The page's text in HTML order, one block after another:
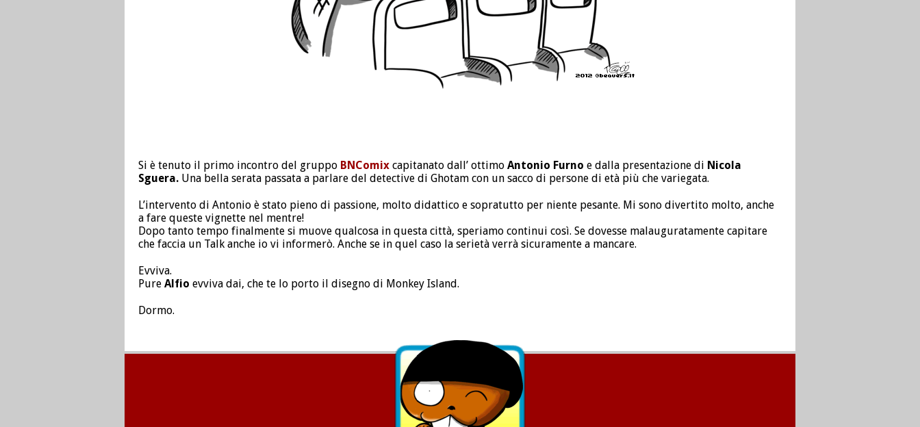
Si è tenuto il primo incontro del gruppo BNComix capitanato dall’ ottimo Antonio Furno e dalla presentazione di Nicola
Sguera. Una bella serata passata a parlare del detective di Ghotam con un sacco di persone di età più che variegata.
L’intervento di Antonio è stato pieno di passione, molto didattico e sopratutto per niente pesante. Mi sono divertito molto, anche
a fare queste vignette nel mentre!
Dopo tanto tempo finalmente si muove qualcosa in questa città, speriamo continui così. Se dovesse malauguratamente capitare
che faccia un Talk anche io vi informerò. Anche se in quel caso la serietà verrà sicuramente a mancare.
Evviva.
Pure Alfio evviva dai, che te lo porto il disegno di Monkey Island.
Dormo.